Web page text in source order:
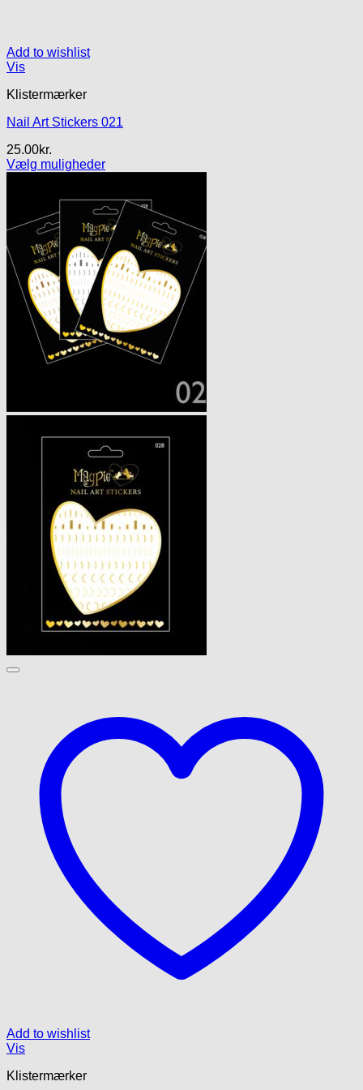
Add to wishlist
Vis
Klistermærker
Nail Art Stickers 021
25.00kr.
Vælg muligheder
flere
varianter.
Mulighederne
kan
vælges
varesiden
Add to wishlist
Vis
Klistermærker